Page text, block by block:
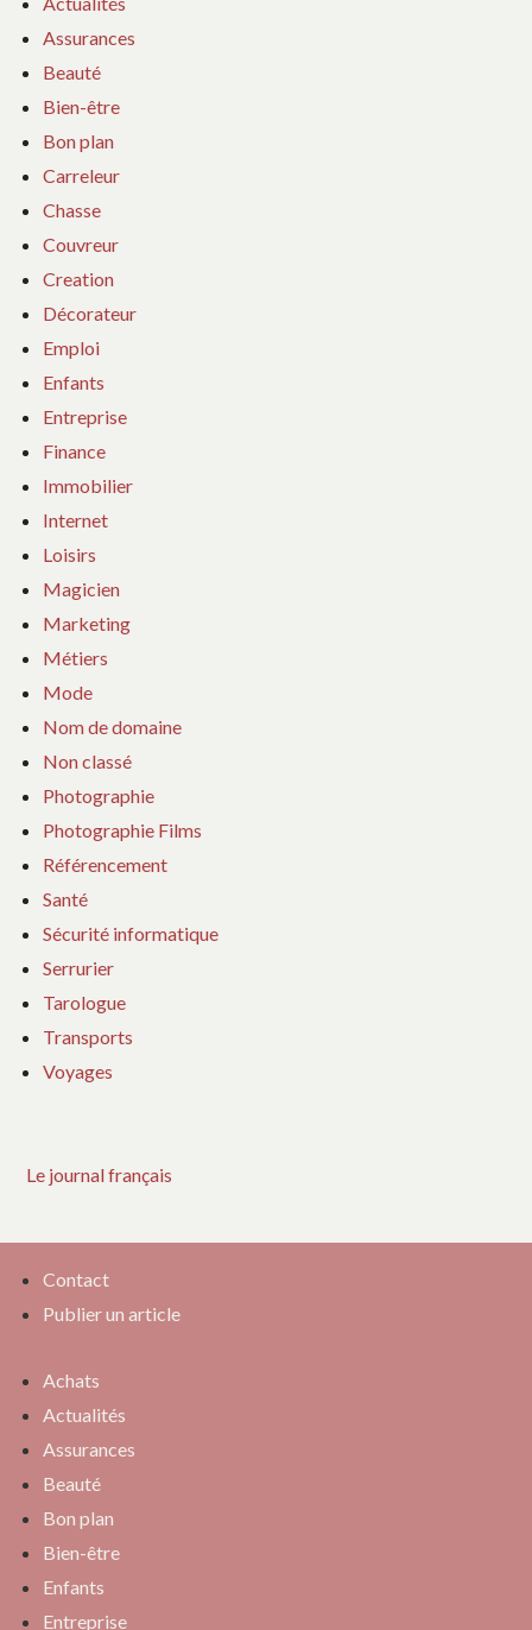
Assurances
Beauté
Bien-être
Bon plan
Carreleur
Chasse
Couvreur
Creation
Décorateur
Emploi
Enfants
Entreprise
Finance
Immobilier
Internet
Loisirs
Magicien
Marketing
Métiers
Mode
Nom de domaine
Non classé
Photographie
Photographie Films
Référencement
Santé
Sécurité informatique
Serrurier
Tarologue
Transports
Voyages
Le journal français
Contact
Publier un article
Achats
Actualités
Assurances
Beauté
Bon plan
Bien-être
Enfants
Entreprise